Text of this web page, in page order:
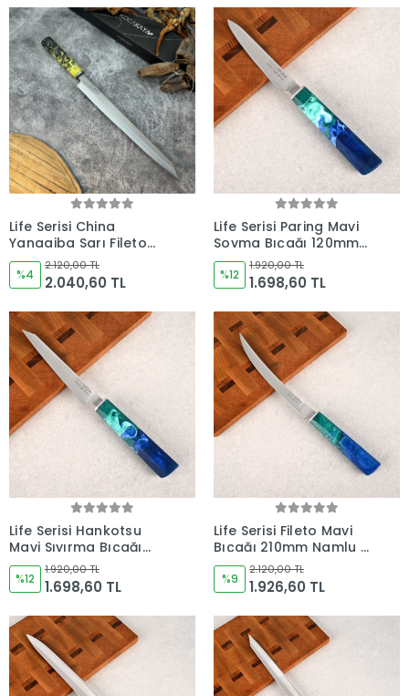
Life Serisi China
Yanagiba Sarı Fileto
Bıçağı 285mm Namlu -
Kocakaya Bıçakları
%4
2.120,00 TL
2.040,60 TL
Life Serisi Paring Mavi
Soyma Bıçağı 120mm
Namlu - Kocakaya
Bıçakları
%12
1.920,00 TL
1.698,60 TL
Life Serisi Hankotsu
Mavi Sıyırma Bıçağı
160mm Namlu -
Kocakaya Bıçakları
%12
1.920,00 TL
1.698,60 TL
Life Serisi Fileto Mavi
Bıçağı 210mm Namlu -
Kocakaya Bıçakları
%9
2.120,00 TL
1.926,60 TL